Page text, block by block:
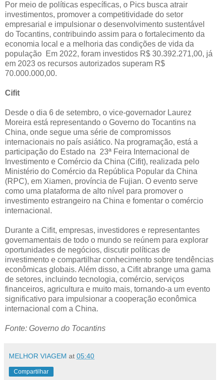
Por meio de políticas específicas, o Pics busca atrair
investimentos, promover a competitividade do setor
empresarial e impulsionar o desenvolvimento sustentável
do Tocantins, contribuindo assim para o fortalecimento da
economia local e a melhoria das condições de vida da
população Em 2022, foram investidos R$ 30.392.271,00, já
em 2023 os recursos autorizados superam R$
70.000.000,00.
Cifit
Desde o dia 6 de setembro, o vice-governador Laurez
Moreira está representando o Governo do Tocantins na
China, onde segue uma série de compromissos
internacionais no país asiático. Na programação, está a
participação do Estado na 23ª Feira Internacional de
Investimento e Comércio da China (Cifit), realizada pelo
Ministério do Comércio da República Popular da China
(RPC), em Xiamen, província de Fujian. O evento serve
como uma plataforma de alto nível para promover o
investimento estrangeiro na China e fomentar o comércio
internacional.
Durante a Cifit, empresas, investidores e representantes
governamentais de todo o mundo se reúnem para explorar
oportunidades de negócios, discutir políticas de
investimento e compartilhar conhecimento sobre tendências
econômicas globais. Além disso, a Cifit abrange uma gama
de setores, incluindo tecnologia, comércio, serviços
financeiros, agricultura e muito mais, tornando-a um evento
significativo para impulsionar a cooperação econômica
internacional com a China.
Fonte: Governo do Tocantins
MELHOR VIAGEM at 05:40
Compartilhar